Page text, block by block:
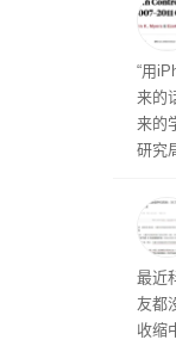
“用
来的
来的
研究
最近
友都
收缩